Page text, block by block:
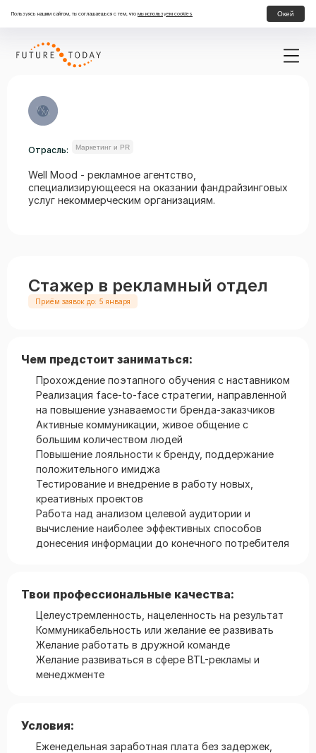
Пользуясь нашим сайтом, ты соглашаешься с тем, что мы используем cookies Окей
Отрасль: Маркетинг и PR
Well Mood - рекламное агентство,
специализирующееся на оказании фандрайзинговых
услуг некоммерческим организациям.
Стажер в рекламный отдел
Приём заявок до: 5 января
Чем предстоит заниматься:
Прохождение поэтапного обучения с наставником
Реализация face-to-face стратегии, направленной
на повышение узнаваемости бренда-заказчиков
Активные коммуникации, живое общение с
большим количеством людей
Повышение лояльности к бренду, поддержание
положительного имиджа
Тестирование и внедрение в работу новых,
креативных проектов
Работа над анализом целевой аудитории и
вычисление наиболее эффективных способов
донесения информации до конечного потребителя
Твои профессиональные качества:
Целеустремленность, нацеленность на результат
Коммуникабельность или желание ее развивать
Желание работать в дружной команде
Желание развиваться в сфере BTL-рекламы и
менеджменте
Условия:
Еженедельная заработная плата без задержек,